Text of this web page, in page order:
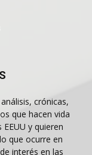
crónicas,
que hacen vida
y quieren
que ocurre en
interés en las